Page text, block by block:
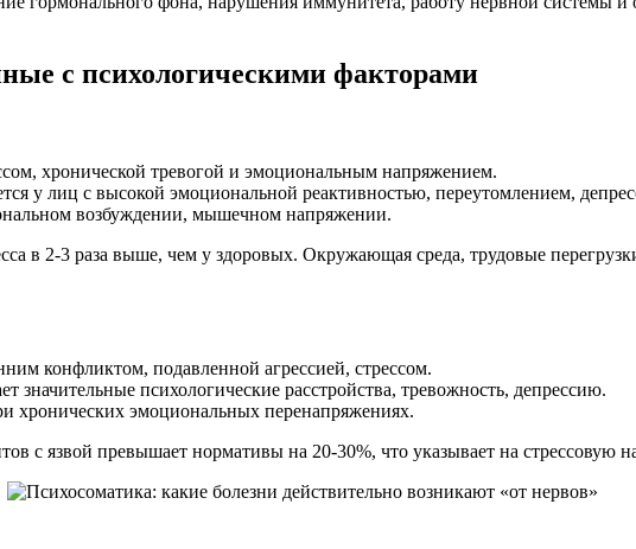
с психологическими факторами
хронической тревогой и эмоциональным напряжением.
у лиц с высокой эмоциональной реактивностью, переутомлением,
возбуждении, мышечном напряжении.
в 2-3 раза выше, чем у здоровых. Окружающая среда, трудовые
конфликтом, подавленной агрессией, стрессом.
психологические расстройства, тревожность, депрессию.
эмоциональных перенапряжениях.
с язвой превышает нормативы на 20-30%, что указывает на стрессовую